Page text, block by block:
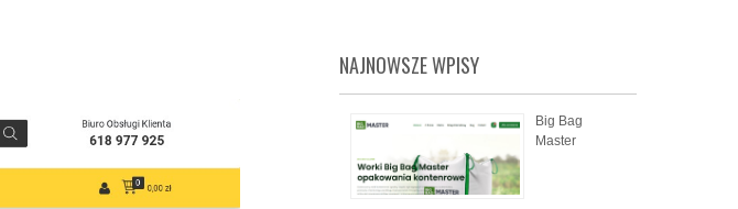
NAJNOWSZE WPISY
Big Bag
Master